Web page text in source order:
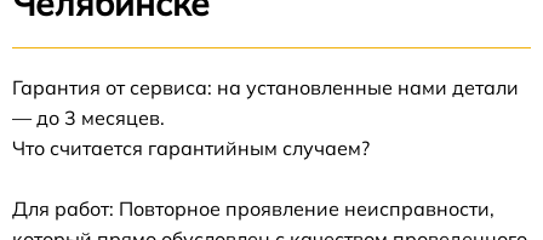
Гарантия от сервиса: на установленные нами детали
— до 3 месяцев.
Что считается гарантийным случаем?
Для работ: Повторное проявление неисправности,